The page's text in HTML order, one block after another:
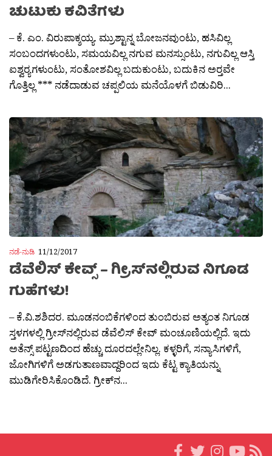
ಚುಟುಕು ಕವಿತೆಗಳು
– ಕೆ. ಎಂ. ವಿರುಪಾಕ್ಶಯ್ಯ. ಮ್ರುಶ್ಟಾನ್ನ ಬೋಜನವುಂಟು, ಹಸಿವಿಲ್ಲ
ಸಂಬಂದಗಳುಂಟು, ಸಮಯವಿಲ್ಲ ನಗುವ ಮನಸ್ಸುಂಟು, ನಗುವಿಲ್ಲ ಆಸ್ತಿ
ಐಶ್ವರ‍್ಯಗಳುಂಟು, ಸಂತೋಶವಿಲ್ಲ ಬದುಕುಂಟು, ಬದುಕಿನ ಅರ‍್ತವೇ
ಗೊತ್ತಿಲ್ಲ *** ನಡೆದಾಡುವ ಚಪ್ಪಲಿಯ ಮನೆಯೊಳಗೆ ಬಿಡುವಿರಿ...
ನಡೆ-ನುಡಿ 11/12/2017
ಡೆವೆಲಿಸ್ ಕೇವ್ಸ್ – ಗ್ರೀಸ್‍ನಲ್ಲಿರುವ ನಿಗೂಡ
ಗುಹೆಗಳು!
– ಕೆ.ವಿ.ಶಶಿದರ. ಮೂಡನಂಬಿಕೆಗಳಿಂದ ತುಂಬಿರುವ ಅತ್ಯಂತ ನಿಗೂಡ
ಸ್ತಳಗಳಲ್ಲಿ ಗ್ರೀಸ್‍ನಲ್ಲಿರುವ ಡೆವೆಲಿಸ್ ಕೇವ್ ಮಂಚೂಣಿಯಲ್ಲಿದೆ. ಇದು
ಅತೆನ್ಸ್ ಪಟ್ಟಣದಿಂದ ಹೆಚ್ಚು ದೂರದಲ್ಲೇನಿಲ್ಲ. ಕಳ್ಳರಿಗೆ, ಸನ್ಯಾಸಿಗಳಿಗೆ,
ಜೋಗಿಗಳಿಗೆ ಅಡಗುತಾಣವಾದ್ದರಿಂದ ಇದು ಕೆಟ್ಟ ಕ್ಯಾತಿಯನ್ನು
ಮುಡಿಗೇರಿಸಿಕೊಂಡಿದೆ. ಗ್ರೀಕ್‍ನ...